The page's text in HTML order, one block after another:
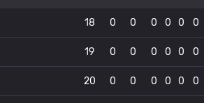
18 0 0 0 0 0 0
19 0 0 0 0 0 0
20 0 0 0 0 0 0